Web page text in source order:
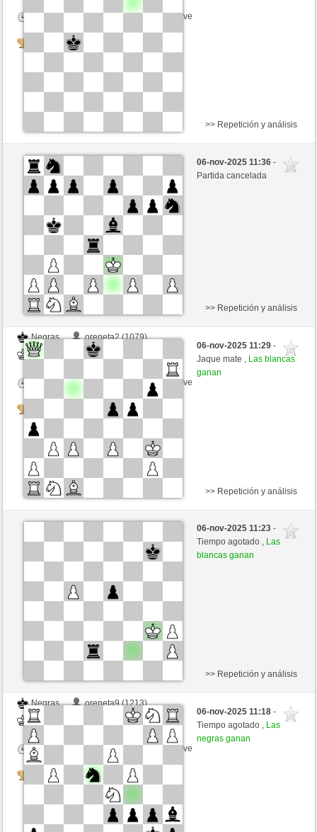
Tiempo: 5 minutes/side + 1 seconds/move
Tournament
Negras
oreneta10 (1203)
Blancas
Tiempo: 5 minutes/side + 1 seconds/move
Tournament
>> Repetición y análisis
06-nov-2025 11:36-
Partida cancelada
Negras
oreneta2 (1079)
Blancas
oreneta3 (1315)
Tiempo: 2 minutes/side + 1 seconds/move
>> Repetición y análisis
06-nov-2025 11:29-
Jaque mate , Las blancas
ganan
Negras
oreneta10 (1203)
Tournament
>> Repetición y análisis
06-nov-2025 11:23-
Tiempo agotado , Las
blancas ganan
Negras
oreneta9 (1213)
Blancas
oreneta3 (1315)
Tiempo: 2 minutes/side + 1 seconds/move
Tournament
>> Repetición y análisis
06-nov-2025 11:18-
Tiempo agotado , Las
negras ganan